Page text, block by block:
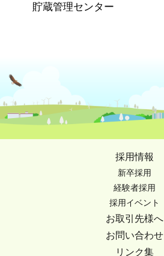
貯蔵管理センター
採用情報
新卒採用
経験者採用
採用イベント
お取引先様へ
お問い合わせ
リンク集